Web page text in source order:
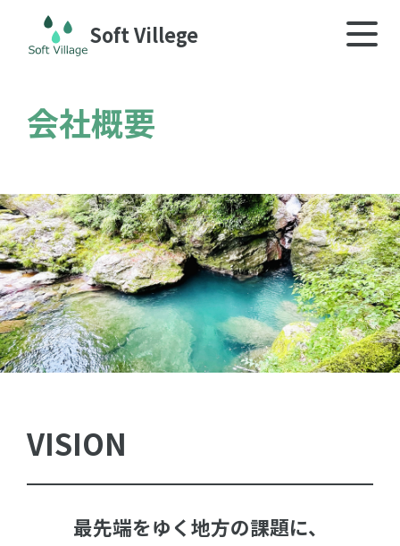
Soft Villege
会社概要
VISION
最先端をゆく地方の課題に、